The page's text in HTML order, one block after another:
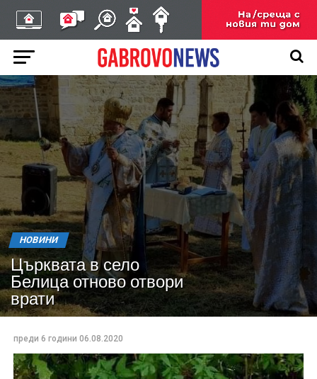
НОВИНИ
Църквата в село
Белица отново отвори
врати
преди 6 години 06.08.2020